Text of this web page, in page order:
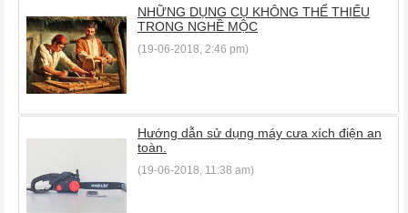
NHỮNG DỤNG CỤ KHÔNG THỂ THIẾU
TRONG NGHỀ MỘC
(19-06-2018, 2:46 pm)
Hướng dẫn sử dụng máy cưa xích điện an
toàn.
(19-06-2018, 11:38 am)